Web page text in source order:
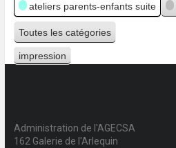
ateliers parents-enfants suite
Toutes les catégories
Vue
impression
Administration de l'AGECSA
162 Galerie de l'Arlequin